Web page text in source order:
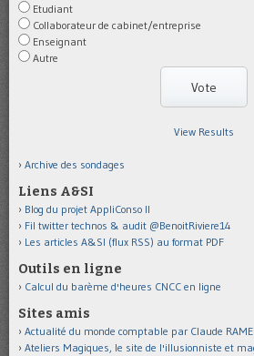
Etudiant
Collaborateur de cabinet/entreprise
Enseignant
Autre
View Results
Archive des sondages
Liens A&SI
Blog du projet AppliConso II
Fil twitter technos & audit @BenoitRiviere14
Les articles A&SI (flux RSS) au format PDF
Outils en ligne
Calcul du barème d'heures CNCC en ligne
Sites amis
Actualité du monde comptable par Claude
Ateliers Magiques, le site de l'illusionniste et